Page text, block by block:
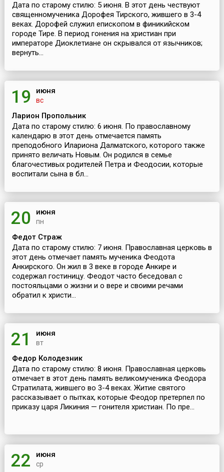
Дата по старому стилю: 5 июня. В этот день чествуют
священномученика Дорофея Тирского, жившего в 3-4
веках. Дорофей служил епископом в финикийском
городе Тире. В период гонения на христиан при
императоре Диоклетиане он скрывался от язычников;
вернуть...
19 июня
вс
Ларион Пропольник
Дата по старому стилю: 6 июня. По православному
календарю в этот день отмечается память
преподобного Илариона Далматского, которого также
принято величать Новым. Он родился в семье
благочестивых родителей Петра и Феодосии, которые
воспитали сына в бл...
20 июня
пн
Федот Страж
Дата по старому стилю: 7 июня. Православная церковь в
этот день отмечает память мученика Феодота
Анкирского. Он жил в 3 веке в городе Анкире и
содержал гостиницу. Феодот часто беседовал с
постояльцами о жизни и о вере и своими речами
обратил к христи...
21 июня
вт
Федор Колодезник
Дата по старому стилю: 8 июня. Православная церковь
отмечает в этот день память великомученика Феодора
Стратилата, жившего во 3-4 веках. Житие святого
рассказывает о пытках, которые Феодор претерпел по
приказу царя Ликиния — гонителя христиан. По пре...
22 июня
ср